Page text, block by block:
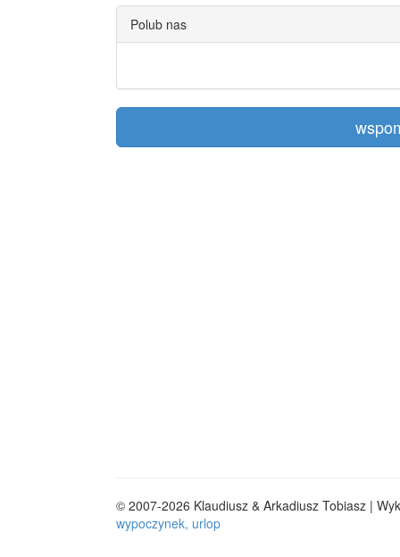
Polub nas
© 2007-2026 Klaudiusz & Arkadiusz Tobiasz |
wypoczynek, urlop